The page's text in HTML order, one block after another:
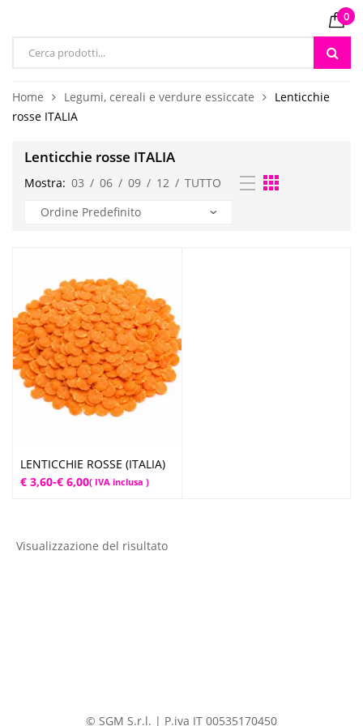
Products
0
Home Legumi, cereali e verdure essiccate
Lenticchie
rosse ITALIA
Lenticchie rosse ITALIA
Mostra: 03 / 06 / 09 / 12 / TUTTO
LENTICCHIE ROSSE (ITALIA)
€ 3,60-€ 6,00
Fascia
da
( IVA inclusa )
Visualizzazione del risultato
© SGM S.r.l. | P.iva IT 00535170450